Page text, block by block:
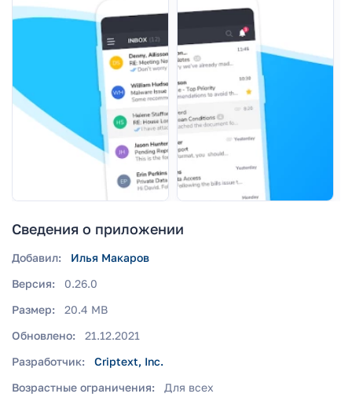
Сведения о приложении
Добавил:
Илья Макаров
Версия:
0.26.0
Размер:
20.4 MB
Обновлено:
21.12.2021
Разработчик:
Criptext, Inc.
Возрастные ограничения:
Для всех